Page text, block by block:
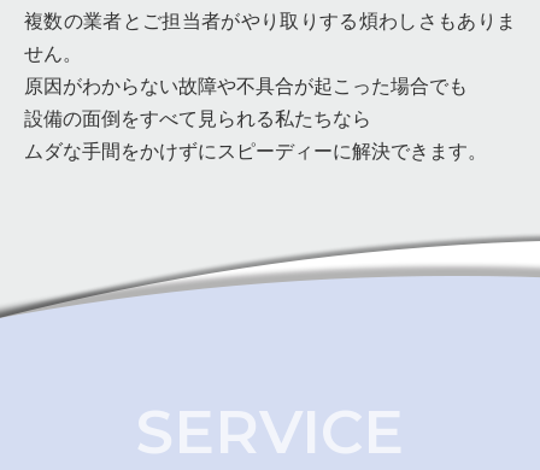
複数の業者とご担当者がやり取りする煩わしさもありま
せん。
原因がわからない故障や不具合が起こった場合でも
設備の面倒をすべて見られる私たちなら
ムダな手間をかけずにスピーディーに解決できます。
SERVICE